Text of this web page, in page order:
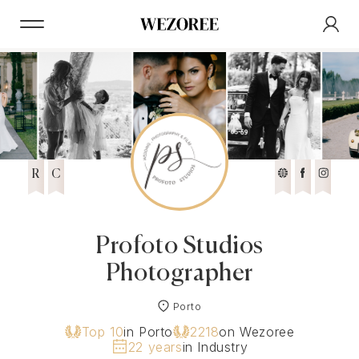
R C
Profoto Studios
Photographer
Porto
Top 10in Porto 2218on Wezoree
22 yearsin Industry